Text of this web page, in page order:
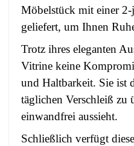
Möbelstück mit einer 2-
geliefert, um Ihnen
Trotz ihres eleganten
Vitrine keine
und Haltbarkeit. Sie ist
täglichen Verschleiß zu
einwandfrei aussieht.
Schließlich verfügt